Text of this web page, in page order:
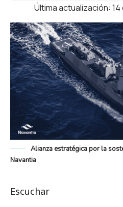
Última actualización:
Alianza estratégica por la
Navantia
Escuchar